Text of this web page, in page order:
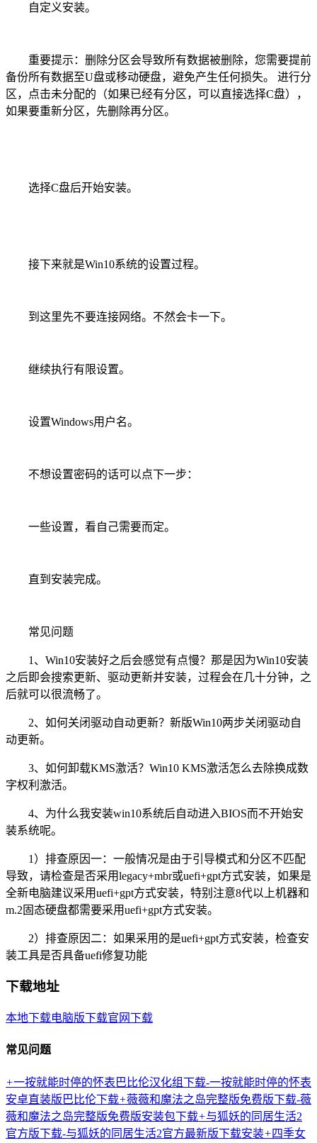
自定义安装。
重要提示：删除分区会导致所有数据被删除，您需要提前
备份所有数据至U盘或移动硬盘，避免产生任何损失。 进行分
区，点击未分配的（如果已经有分区，可以直接选择C盘），
如果要重新分区，先删除再分区。
选择C盘后开始安装。
接下来就是Win10系统的设置过程。
到这里先不要连接网络。不然会卡一下。
继续执行有限设置。
设置Windows用户名。
不想设置密码的话可以点下一步：
一些设置，看自己需要而定。
直到安装完成。
常见问题
1、Win10安装好之后会感觉有点慢？那是因为Win10安装
之后即会搜索更新、驱动更新并安装，过程会在几十分钟，之
后就可以很流畅了。
2、如何关闭驱动自动更新？新版Win10两步关闭驱动自
动更新。
3、如何卸载KMS激活？Win10 KMS激活怎么去除换成数
字权利激活。
4、为什么我安装win10系统后自动进入BIOS而不开始安
装系统呢。
1）排查原因一：一般情况是由于引导模式和分区不匹配
导致，请检查是否采用legacy+mbr或uefi+gpt方式安装，如果是
全新电脑建议采用uefi+gpt方式安装，特别注意8代以上机器和
m.2固态硬盘都需要采用uefi+gpt方式安装。
2）排查原因二：如果采用的是uefi+gpt方式安装，检查安
装工具是否具备uefi修复功能
下载地址
本地下载电脑版下载官网下载
常见问题
+一按就能时停的怀表巴比伦汉化组下载-一按就能时停的怀表
安卓直装版巴比伦下载+薇薇和魔法之岛完整版免费版下载-薇
薇和魔法之岛完整版免费版安装包下载+与狐妖的同居生活2
官方版下载-与狐妖的同居生活2官方最新版下载安装+四季女